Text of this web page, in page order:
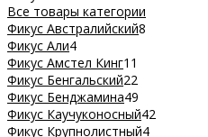
Все товары категории
Фикус Австралийский8
Фикус Али4
Фикус Амстел Кинг11
Фикус Бенгальский22
Фикус Бенджамина49
Фикус Каучуконосный42
Фикус Крупнолистный4